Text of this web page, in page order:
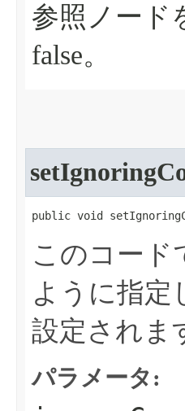
参照ノード
false。
public void
このコード
ように指定
設定されま
パラメータ: